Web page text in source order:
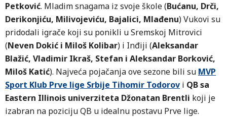
Petković. Mladim snagama iz svoje škole (Bućanu, Drči,
Derikonjiću, Milivojeviću, Bajalici, Mlađenu) Vukovi su
pridodali igrače koji su ponikli u Sremskoj Mitrovici
(Neven Dokić i Miloš Kolibar) i Inđiji (Aleksandar
Blažić, Vladimir Ikraš, Stefan i Aleksandar Borković,
Miloš Katić). Najveća pojačanja ove sezone bili su MVP
Sport Klub Prve lige Srbije Tihomir Todorov i QB sa
Eastern Illinois univerziteta Džonatan Brentli koji je
izabran na poziciju QB u idealnu postavu Prve lige.